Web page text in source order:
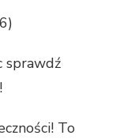
sprawdź
To